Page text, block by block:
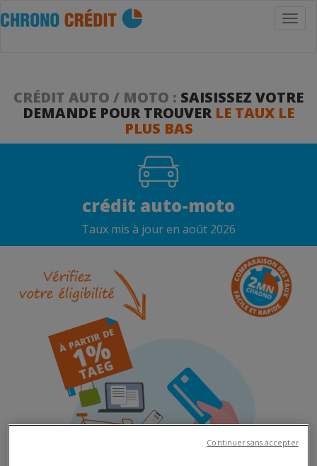
CRÉDIT AUTO / MOTO : SAISISSEZ VOTRE
DEMANDE POUR TROUVER LE TAUX LE
PLUS BAS
crédit auto-moto
taux mis à jour en août 2026
Continuer sans accepter